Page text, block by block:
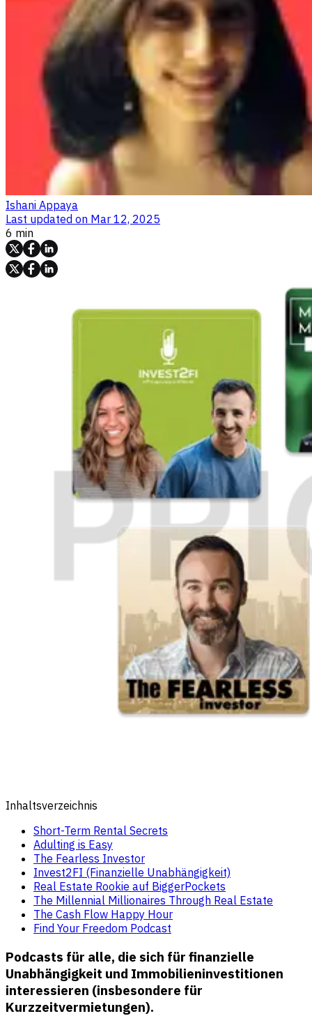
Ishani Appaya
Last updated on Mar 12, 2025
6 min
Inhaltsverzeichnis
Short-Term Rental Secrets
Adulting is Easy
The Fearless Investor
Invest2FI (Finanzielle Unabhängigkeit)
Real Estate Rookie auf BiggerPockets
The Millennial Millionaires Through Real Estate
The Cash Flow Happy Hour
Find Your Freedom Podcast
Podcasts für alle, die sich für finanzielle
Unabhängigkeit und Immobilieninvestitionen
interessieren (insbesondere für
Kurzzeitvermietungen).